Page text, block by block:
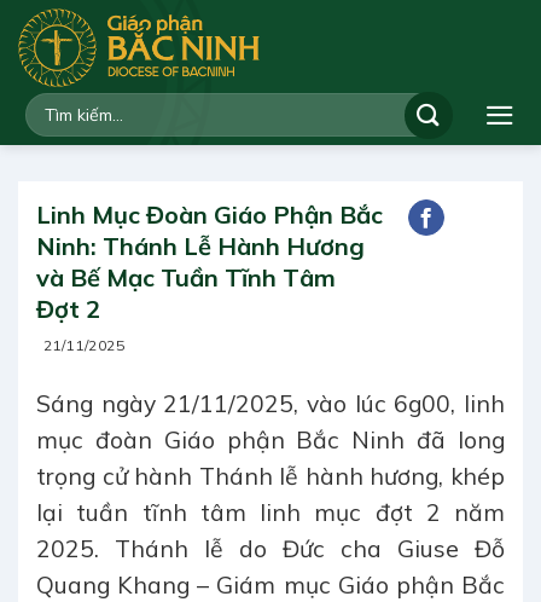
qua
dung
Linh Mục Đoàn Giáo Phận Bắc
Ninh: Thánh Lễ Hành Hương
và Bế Mạc Tuần Tĩnh Tâm
Đợt 2
21/11/2025
Sáng ngày 21/11/2025, vào lúc 6g00, linh
mục đoàn Giáo phận Bắc Ninh đã long
trọng cử hành Thánh lễ hành hương, khép
lại tuần tĩnh tâm linh mục đợt 2 năm
2025. Thánh lễ do Đức cha Giuse Đỗ
Quang Khang – Giám mục Giáo phận Bắc